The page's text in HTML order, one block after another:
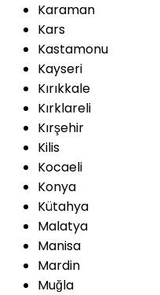
Karaman
Kars
Kastamonu
Kayseri
Kırıkkale
Kırklareli
Kırşehir
Kilis
Kocaeli
Konya
Kütahya
Malatya
Manisa
Mardin
Muğla